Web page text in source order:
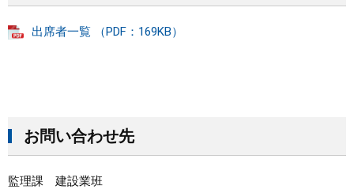
出席者一覧 （PDF：169KB）
お問い合わせ先
監理課 建設業班